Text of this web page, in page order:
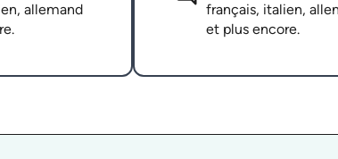
allemand
français, italien,
et plus encore.